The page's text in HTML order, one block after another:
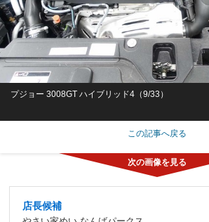
プジョー 3008GT ハイブリッド4（9/33）
この記事へ戻る
店長候補